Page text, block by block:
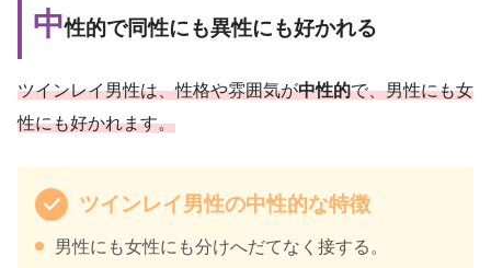
中性的で同性にも異性にも好かれる
ツインレイ男性は、性格や雰囲気が中性的で、男性にも女
性にも好かれます。
ツインレイ男性の中性的な特徴
男性にも女性にも分けへだてなく接する。